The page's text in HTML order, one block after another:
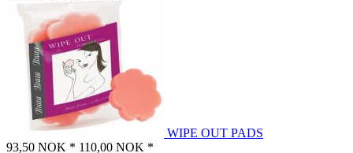
WIPE OUT PADS
93,50 NOK * 110,00 NOK *